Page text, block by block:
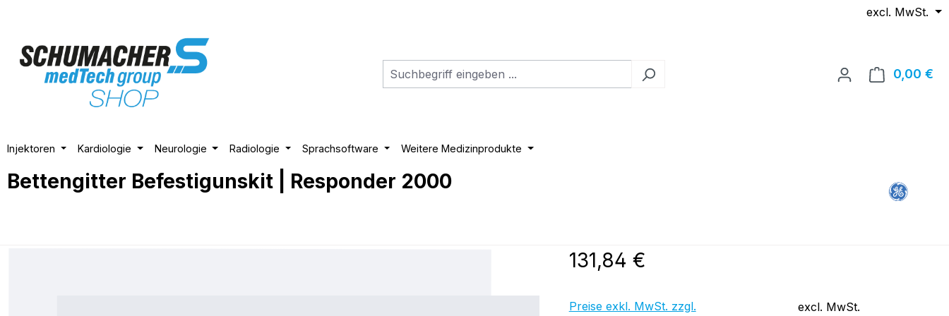
excl. MwSt.
0,00 €
Injektoren Kardiologie Neurologie Radiologie Sprachsoftware Weitere Medizinprodukte
Bettengitter Befestigunskit | Responder 2000
Regulärer Preis:
131,84 €
Preise exkl. MwSt. zzgl.
excl. MwSt.